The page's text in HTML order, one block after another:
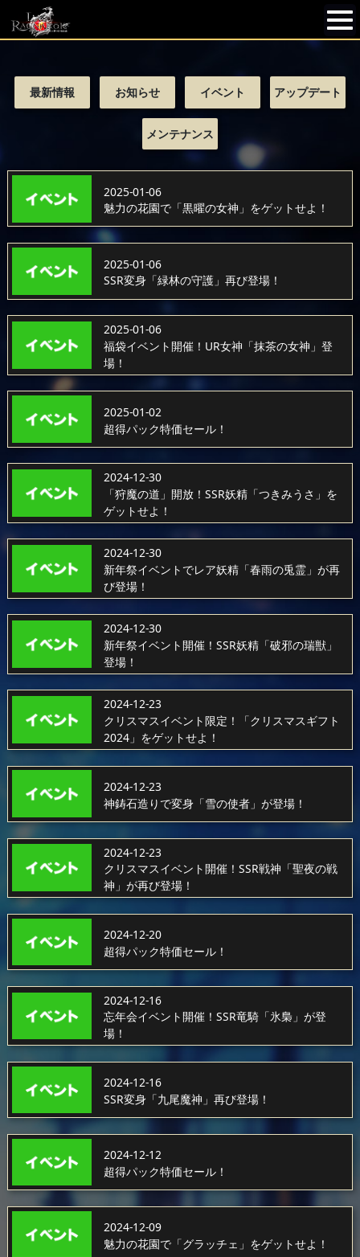
最新情報 お知らせ イベント アップデート
メンテナンス
2025-01-06
魅力の花園で「黒曜の女神」をゲットせよ！
2025-01-06
SSR変身「緑林の守護」再び登場！
2025-01-06
福袋イベント開催！UR女神「抹茶の女神」登
場！
2025-01-02
超得パック特価セール！
2024-12-30
「狩魔の道」開放！SSR妖精「つきみうさ」を
ゲットせよ！
2024-12-30
新年祭イベントでレア妖精「春雨の兎霊」が再
び登場！
2024-12-30
新年祭イベント開催！SSR妖精「破邪の瑞獣」
登場！
2024-12-23
クリスマスイベント限定！「クリスマスギフト
2024」をゲットせよ！
2024-12-23
神鋳石造りで変身「雪の使者」が登場！
2024-12-23
クリスマスイベント開催！SSR戦神「聖夜の戦
神」が再び登場！
2024-12-20
超得パック特価セール！
2024-12-16
忘年会イベント開催！SSR竜騎「氷梟」が登
場！
2024-12-16
SSR変身「九尾魔神」再び登場！
2024-12-12
超得パック特価セール！
2024-12-09
魅力の花園で「グラッチェ」をゲットせよ！